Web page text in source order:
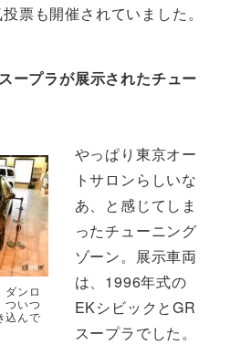
票も開催されていました。
ープラが展示されたチュー
ダンロ
ついつ
込んで
やっぱり東京オー
トサロンらしいな
あ、と感じてしま
ったチューニング
ゾーン。展示車両
は、1996年式の
EKシビックとGR
スープラでした。